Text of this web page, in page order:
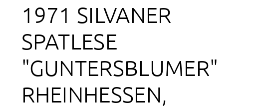
1971 SILVANER
SPATLESE
"GUNTERSBLUMER"
RHEINHESSEN,